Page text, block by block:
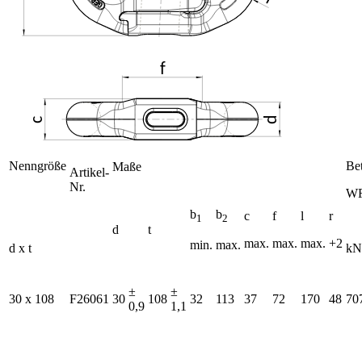
Nenngröße
d x t
Artikel-
Nr.
Maße
d t
b1
min.
b2
max.
c
max.
f
max.
l
max.
r
+2
30 x 108 F26061 30
±
0,9
108
±
1,1
32 113 37 72 170 48